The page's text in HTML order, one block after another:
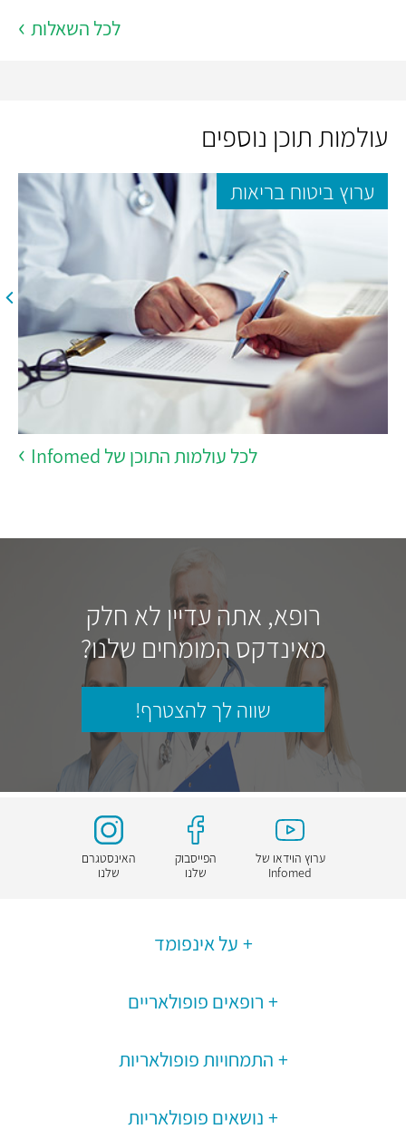
לכל השאלות
עולמות תוכן נוספים
ערוץ ביטוח בריאות
לכל עולמות התוכן של Infomed
רופא, אתה עדיין לא חלק
מאינדקס המומחים שלנו?
שווה לך להצטרף!
ערוץ הוידאו של
Infomed
הפייסבוק
שלנו
האינסטגרם
שלנו
על אינפומד
רופאים פופולאריים
התמחויות פופולאריות
נושאים פופולאריות